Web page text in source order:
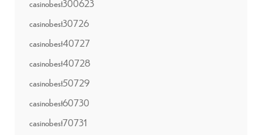
casinobest300623
casinobest30726
casinobest40727
casinobest40728
casinobest50729
casinobest60730
casinobest70731